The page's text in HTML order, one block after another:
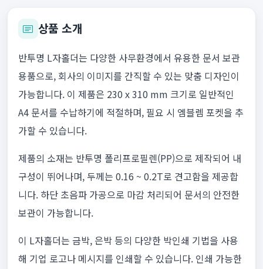
상품 소개
반투명 L자홀더는 다양한 사무환경에서 유용한 문서 보관
용품으로, 회사의 이미지를 간직할 수 있는 맞춤 디자인이
가능합니다. 이 제품은 230 x 310 mm 크기로 일반적인
A4 문서를 수납하기에 적절하며, 필요 시 엠블렘 포켓을 추
가할 수 있습니다.
제품의 소재는 반투명 폴리프로필렌(PP)으로 제작되어 내
구성이 뛰어나며, 두께는 0.16 ~ 0.2T로 견고함을 제공합
니다. 하단 초음파 가공으로 마감 처리되어 문서의 안전한
보관이 가능합니다.
이 L자홀더는 금박, 은박 등의 다양한 박인쇄 기법을 사용
해 기업 로고나 메시지를 인쇄할 수 있습니다. 인쇄 가능한